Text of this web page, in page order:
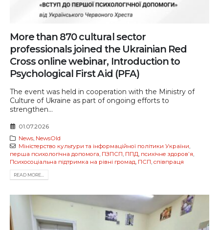
More than 870 cultural sector
professionals joined the Ukrainian Red
Cross online webinar, Introduction to
Psychological First Aid (PFA)
The event was held in cooperation with the Ministry of
Culture of Ukraine as part of ongoing efforts to
strengthen...
01.07.2026
News, NewsOld
Міністерство культури та інформаційної політики України,
перша психологічна допомога, ПЗПСП, ППД, психічне здоровʼя,
Психосоціальна підтримка на рівні громад, ПСП, співпраця
READ MORE...